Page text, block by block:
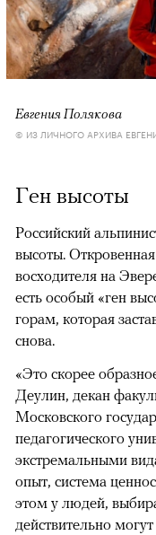
Евгения Полякова
© ИЗ ЛИЧНОГО АРХИВА
Ген высоты
Российский
высоты.
восходителя на
есть особый «ген
горам, которая
снова.
«Это скорее
Деулин, декан
Московского
педагогического
экстремальными
опыт, система
этом у людей,
действительно